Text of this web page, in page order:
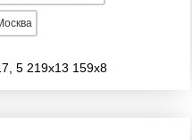
5 219х13 159х8